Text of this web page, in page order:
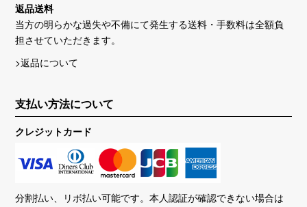
返品送料
当方の明らかな過失や不備にて発生する送料・手数料は全額負
担させていただきます。
>返品について
支払い方法について
クレジットカード
分割払い、リボ払い可能です。本人認証が確認できない場合は